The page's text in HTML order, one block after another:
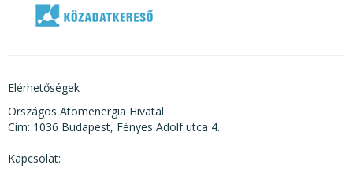
Elérhetőségek
Országos Atomenergia Hivatal
Cím: 1036 Budapest, Fényes Adolf utca 4.
Kapcsolat: